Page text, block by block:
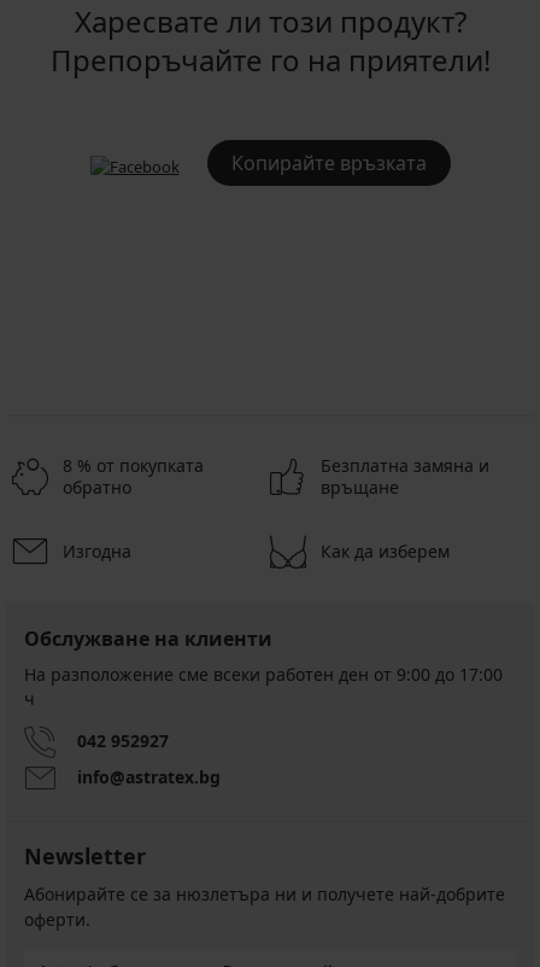
Харесвате ли този продукт?
Препоръчайте го на приятели!
Копирайте връзката
8 % от покупката
обратно
Безплатна замяна и
връщане
Изгодна Как да изберем
Обслужване на клиенти
На разположение сме всеки работен ден от 9:00 до 17:00
ч
042 952927
info@astratex.bg
Newsletter
Абонирайте се за нюзлетъра ни и получете най-добрите
оферти.